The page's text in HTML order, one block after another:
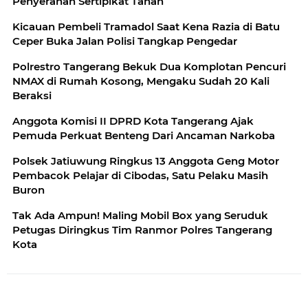
Kicauan Pembeli Tramadol Saat Kena Razia di Batu
Ceper Buka Jalan Polisi Tangkap Pengedar
Polrestro Tangerang Bekuk Dua Komplotan Pencuri
NMAX di Rumah Kosong, Mengaku Sudah 20 Kali
Beraksi
Anggota Komisi II DPRD Kota Tangerang Ajak
Pemuda Perkuat Benteng Dari Ancaman Narkoba
Polsek Jatiuwung Ringkus 13 Anggota Geng Motor
Pembacok Pelajar di Cibodas, Satu Pelaku Masih
Buron
Tak Ada Ampun! Maling Mobil Box yang Seruduk
Petugas Diringkus Tim Ranmor Polres Tangerang
Kota